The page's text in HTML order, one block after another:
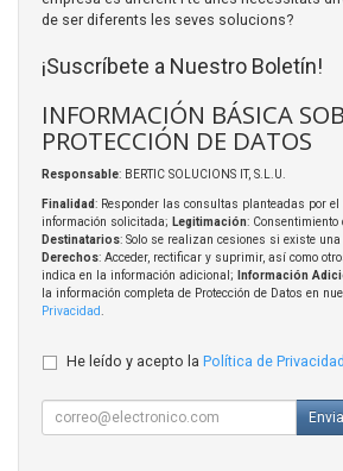
de ser diferents les seves solucions?
¡Suscríbete a Nuestro Boletín!
INFORMACIÓN BÁSICA
PROTECCIÓN DE DATOS
Responsable: BERTIC SOLUCIONS IT, S.L.U.
Finalidad: Responder las consultas planteadas por
información solicitada; Legitimación: Consentimiento
Destinatarios: Solo se realizan cesiones si existe
Derechos: Acceder, rectificar y suprimir, así como
indica en la información adicional;
Información
la información completa de Protección de Datos en
Privacidad
He leído y acepto la Política de Privacidad